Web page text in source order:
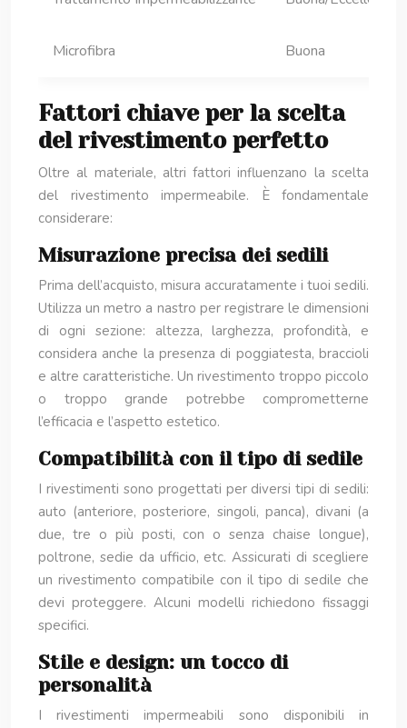
Microfibra Buona
Fattori chiave per la scelta
del rivestimento perfetto
Oltre al materiale, altri fattori influenzano la scelta
del rivestimento impermeabile. È fondamentale
considerare:
Misurazione precisa dei sedili
Prima dell’acquisto, misura accuratamente i tuoi sedili.
Utilizza un metro a nastro per registrare le dimensioni
di ogni sezione: altezza, larghezza, profondità, e
considera anche la presenza di poggiatesta, braccioli
e altre caratteristiche. Un rivestimento troppo piccolo
o troppo grande potrebbe comprometterne
l’efficacia e l’aspetto estetico.
Compatibilità con il tipo di sedile
I rivestimenti sono progettati per diversi tipi di sedili:
auto (anteriore, posteriore, singoli, panca), divani (a
due, tre o più posti, con o senza chaise longue),
poltrone, sedie da ufficio, etc. Assicurati di scegliere
un rivestimento compatibile con il tipo di sedile che
devi proteggere. Alcuni modelli richiedono fissaggi
specifici.
Stile e design: un tocco di
personalità
I rivestimenti impermeabili sono disponibili in